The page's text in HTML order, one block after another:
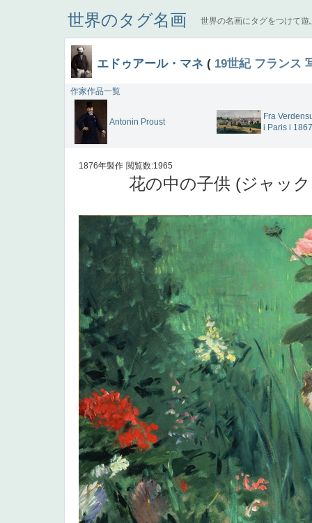
世界のタグ名画 世界の名画にタグをつけて遊
エドゥアール・マネ ( 19世紀 フランス
作家作品一覧
Antonin Proust
Fra
i Paris i 1867
1876年製作 閲覧数:1965
花の中の子供 (ジャッ